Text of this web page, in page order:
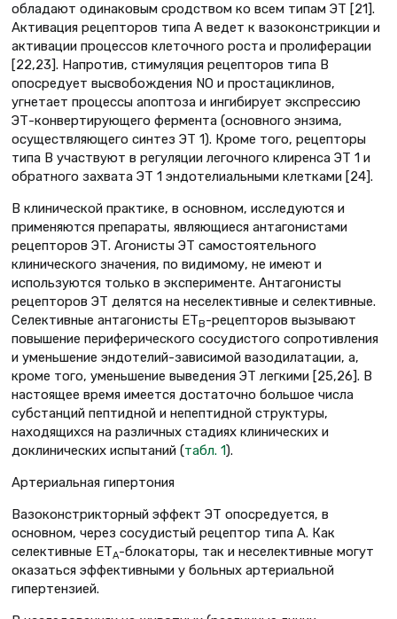
обладают одинаковым сродством ко всем типам ЭТ [21].
Активация рецепторов типа А ведет к вазоконстрикции и
активации процессов клеточного роста и пролиферации
[22,23]. Напротив, стимуляция рецепторов типа В
опосредует высвобождения NO и простациклинов,
угнетает процессы апоптоза и ингибирует экспрессию
ЭТ-конвертирующего фермента (основного энзима,
осуществляющего синтез ЭТ 1). Кроме того, рецепторы
типа В участвуют в регуляции легочного клиренса ЭТ 1 и
обратного захвата ЭТ 1 эндотелиальными клетками [24].
В клинической практике, в основном, исследуются и
применяются препараты, являющиеся антагонистами
рецепторов ЭТ. Агонисты ЭТ самостоятельного
клинического значения, по видимому, не имеют и
используются только в эксперименте. Антагонисты
рецепторов ЭТ делятся на неселективные и селективные.
Селективные антагонисты ЕТВ-рецепторов вызывают
повышение периферического сосудистого сопротивления
и уменьшение эндотелий-зависимой вазодилатации, а,
кроме того, уменьшение выведения ЭТ легкими [25,26]. В
настоящее время имеется достаточно большое числа
субстанций пептидной и непептидной структуры,
находящихся на различных стадиях клинических и
доклинических испытаний (табл. 1).
Артериальная гипертония
Вазоконстрикторный эффект ЭТ опосредуется, в
основном, через сосудистый рецептор типа А. Как
селективные ЕТА-блокаторы, так и неселективные могут
оказаться эффективными у больных артериальной
гипертензией.